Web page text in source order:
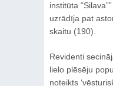
institūta
uzrādīja pat
skaitu (190).
Revidenti
lielo plēsēju
noteikts